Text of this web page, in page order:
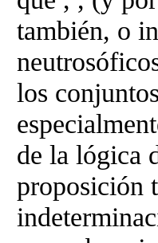
también, o
los
de la lógica
proposición